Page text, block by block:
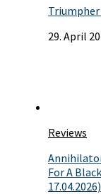
29. April
Reviews
For A
17.04.2026)